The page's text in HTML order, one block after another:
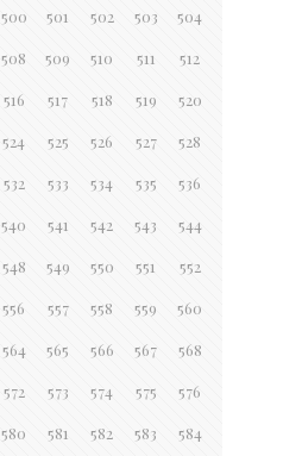
500 501 502 503 504
508 509 510 511 512
516 517 518 519 520
524 525 526 527 528
532 533 534 535 536
540 541 542 543 544
548 549 550 551 552
556 557 558 559 560
564 565 566 567 568
572 573 574 575 576
580 581 582 583 584